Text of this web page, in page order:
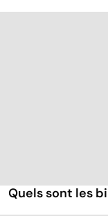
Quels sont les